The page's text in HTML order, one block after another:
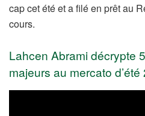
cap cet été et a filé en prêt au
cours.
Lahcen Abrami décrypte
majeurs au mercato d’été